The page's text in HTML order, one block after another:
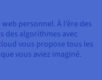
personnel. À l’ère des
des algorithmes avec
vous propose tous les
vous aviez imaginé.